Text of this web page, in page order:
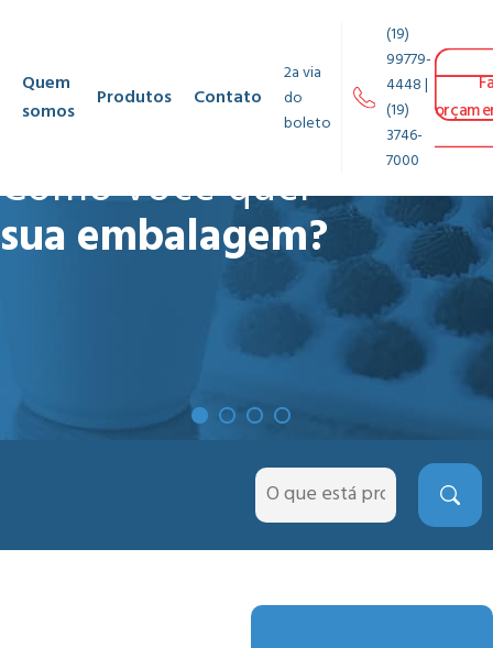
Quem
somos
Produtos Contato
2a via
do
boleto
(19)
99779-
4448 |
(19)
3746-
7000
Como você quer
sua embalagem?